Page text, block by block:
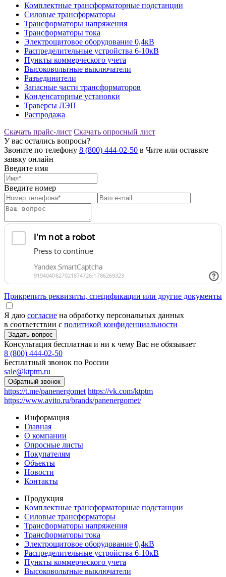
Комплектные трансформаторные подстанции
Силовые трансформаторы
Трансформаторы напряжения
Трансформаторы тока
Электрощитовое оборудование 0,4кВ
Распределительные устройства 6-10кВ
Пункты коммерческого учета
Высоковольтные выключатели
Разъединители
Запасные части трансформаторов
Конденсаторные установки
Траверсы ЛЭП
Распродажа
Скачать прайс-лист Скачать опросный лист
У вас остались вопросы?
Звоните по телефону 8 (800) 444-02-50 в Чите или оставьте
заявку онлайн
Введите имя
Введите номер
Прикрепить реквизиты, спецификации или другие документы
Я даю согласие на обработку персональных данных
в соответствии с политикой конфиденциальности
Консультация бесплатная и ни к чему Вас не обязывает
8 (800) 444-02-50
Бесплатный звонок по России
sale@ktptm.ru
https://t.me/panenergomet https://vk.com/ktptm
https://www.avito.ru/brands/panenergomet/
Информация
Главная
О компании
Опросные листы
Покупателям
Объекты
Новости
Контакты
Продукция
Комплектные трансформаторные подстанции
Силовые трансформаторы
Трансформаторы напряжения
Трансформаторы тока
Электрощитовое оборудование 0,4кВ
Распределительные устройства 6-10кВ
Пункты коммерческого учета
Высоковольтные выключатели